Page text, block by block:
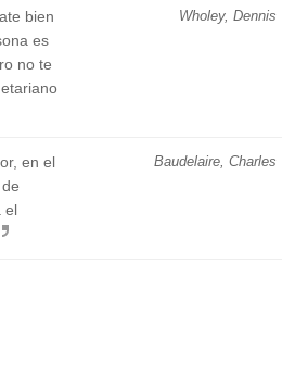
Wholey, Dennis
bien
es
no te
Baudelaire, Charles
en el
el